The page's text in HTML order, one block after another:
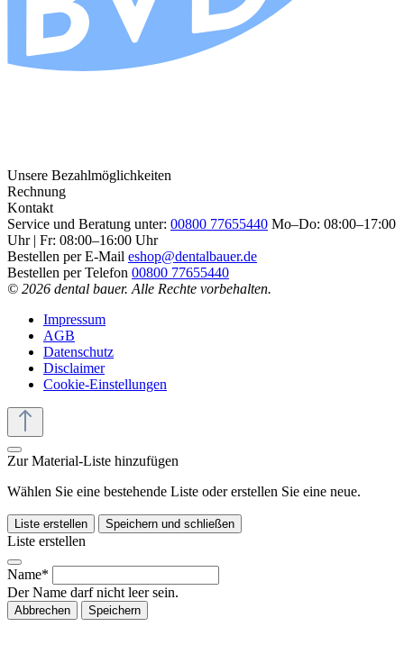
Unsere Bezahlmöglichkeiten
Rechnung
Kontakt
Service und Beratung unter: 00800 77655440 Mo–Do: 08:00–17:00
Uhr | Fr: 08:00–16:00 Uhr
Bestellen per E-Mail eshop@dentalbauer.de
Bestellen per Telefon 00800 77655440
© 2026 dental bauer. Alle Rechte vorbehalten.
Impressum
AGB
Datenschutz
Disclaimer
Cookie-Einstellungen
Zur Material-Liste hinzufügen
Wählen Sie eine bestehende Liste oder erstellen Sie eine neue.
Liste erstellen Speichern und schließen
Liste erstellen
Name*
Der Name darf nicht leer sein.
Abbrechen Speichern